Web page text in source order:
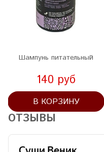
Шампунь питательный
140 руб
В КОРЗИНУ
ОТЗЫВЫ